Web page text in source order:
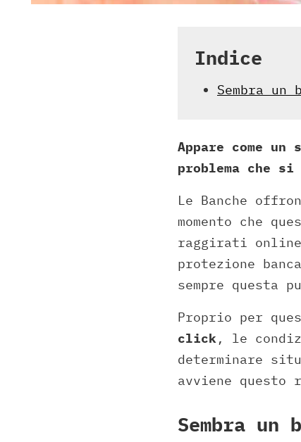
Indice
Sembra
Appare come un
problema che
Le Banche
momento che
raggirati
protezione
sempre questa
Proprio per
click, le
determinare
avviene questo
Sembra